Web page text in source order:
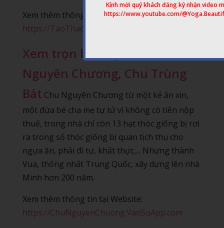
Kính mời quý khách đăng ký nhận video
https://www.youtube.com/
Xem thêm thông tin tại Website:
https://TaoThao.VanSuApp.com
Xem trọn bộ Huyền Thoại Chu
Nguyên Chương, Chu Trùng
Bát Chu Nguyên Chương từ một kẻ ăn xin,
một đứa bé cha mẹ tự tử vì không có tiền nộp
thuế, trong nhà chỉ còn 13 hạt thóc giống bị rơi
ra trong số thóc giống bị quan tịch thu cho
ngựa ăn, phải đi tư, khất thực,... Nhưng thành
Vua, thống nhất Trung Quốc, xây dựng lên nhà
Minh hơn 200 năm.
Xem thêm thông tin tại Website:
https://ChuNguyenChuong.VanSuApp.com